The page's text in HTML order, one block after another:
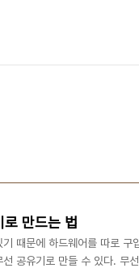
로 만드는 법
기 때문에 하드웨어를 따로
공유기로 만들 수 있다. 무